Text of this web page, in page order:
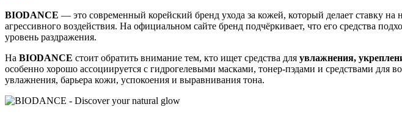
BIODANCE — это современный корейский бренд ухода за кожей, который делает ставку
агрессивного воздействия. На официальном сайте бренд подчёркивает, что его средства
уровень раздражения.
На BIODANCE стоит обратить внимание тем, кто ищет средства для увлажнения,
особенно хорошо ассоциируется с гидрогелевыми масками, тонер-пэдами и средствами
увлажнения, барьера кожи, успокоения и выравнивания тона.